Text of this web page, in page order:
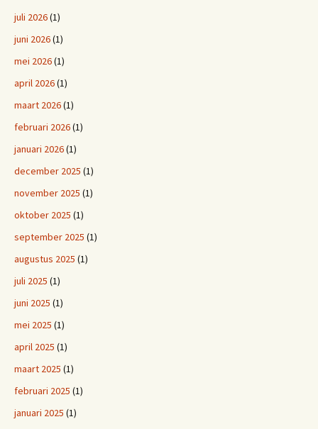
juli 2026(1)
juni 2026(1)
mei 2026(1)
april 2026(1)
maart 2026(1)
februari 2026(1)
januari 2026(1)
december 2025 (1)
november 2025 (1)
oktober 2025 (1)
september 2025 (1)
augustus 2025 (1)
juli 2025 (1)
juni 2025 (1)
mei 2025 (1)
april 2025 (1)
maart 2025 (1)
februari 2025 (1)
januari 2025 (1)